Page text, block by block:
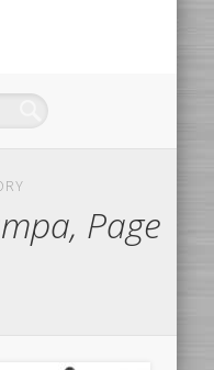
Page